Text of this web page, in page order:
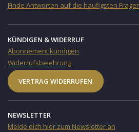
Finde Antworten auf die häufigsten
KÜNDIGEN & WIDERRUF
Abonnement kündigen
Widerrufsbelehrung
VERTRAG WIDERRUFEN
NEWSLETTER
Melde dich hier zum Newsletter an